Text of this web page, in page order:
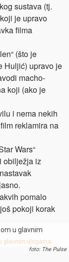
sustava (tj.
je upravo
filma
(što je
Huljić) upravo je
macho-
koji (ako je
i nema nekih
reklamira na
Wars“
obilježja iz
pomalo
pokoji korak
u glavnim
foto: The Pulse